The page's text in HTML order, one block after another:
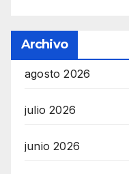
Archivo
agosto 2026
julio 2026
junio 2026